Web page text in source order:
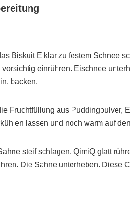
Biskuit Eiklar zu festem Schnee
vorsichtig einrühren. Eischnee
backen.
Fruchtfüllung aus Puddingpulver,
lassen und noch warm auf
steif schlagen. QimiQ glatt
Die Sahne unterheben. Diese